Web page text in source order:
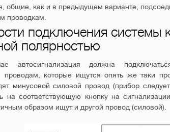
общие, как и в предыдущем варианте,
проводкам.
подключения системы
полярностью
автосигнализация должна
проводам, которые ищутся опять же таки
минусовой силовой провод (прибор
на соответствующую кнопку на
образом ищут и другой провод (силовой).